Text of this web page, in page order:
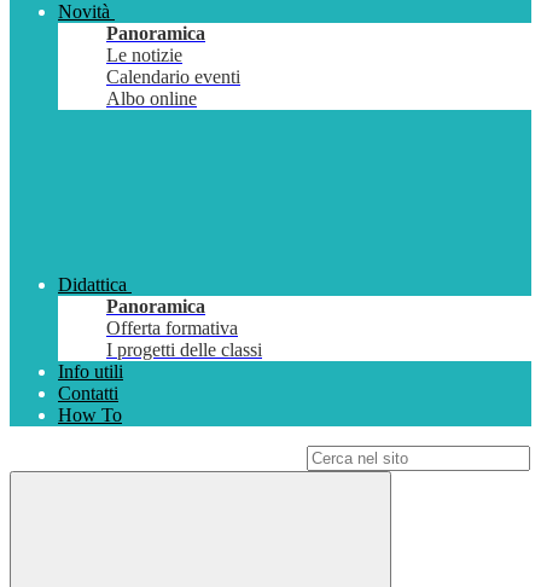
Novità
Panoramica
Le notizie
Calendario eventi
Albo online
Didattica
Panoramica
Offerta formativa
I progetti delle classi
Info utili
Contatti
How To